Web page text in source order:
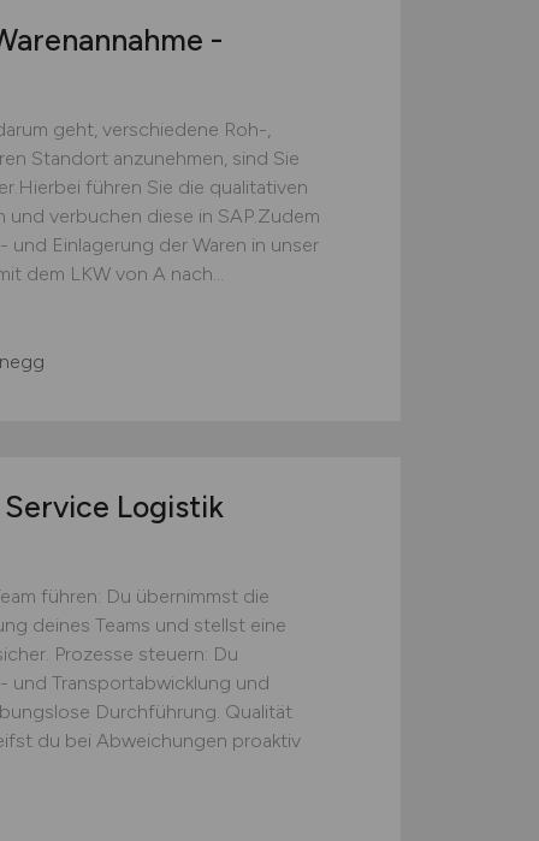
-
geht, verschiedene Roh-,
Standort anzunehmen, sind Sie
führen Sie die qualitativen
verbuchen diese in SAP.Zudem
Einlagerung der Waren in unser
dem LKW von A nach...
Logistik
führen: Du übernimmst die
deines Teams und stellst eine
Prozesse steuern: Du
und Transportabwicklung und
Durchführung. Qualität
du bei Abweichungen proaktiv